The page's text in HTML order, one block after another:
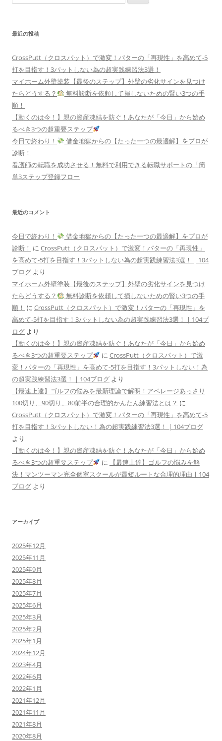
索:
最近の投稿
CrossPutt（クロスパット）で激変！パターの「再現性」を高めて-5
打を目指す！3パットしない為の超実践練習法3選！
マイホーム外壁塗装【最後のステップ】外壁の劣化サインを見つけ
たらどうする？
無料診断を依頼して損しないための賢い3つの手
順！
【動くのは今！】親の資産凍結を防ぐ！あなたが「今日」から始め
るべき3つの超重要ステップ
今日で終わり！
借金地獄からの【たった一つの最適解】をプロが
診断！
看護師の転職を成功させる！無料で利用できる転職サポートの「簡
単3ステップ登録フロー
最近のコメント
今日で終わり！
借金地獄からの【たった一つの最適解】をプロが
診断！ に CrossPutt（クロスパット）で激変！パターの「再現性」
を高めて-5打を目指す！3パットしない為の超実践練習法3選！ | 104
ブログ より
マイホーム外壁塗装【最後のステップ】外壁の劣化サインを見つけ
たらどうする？
無料診断を依頼して損しないための賢い3つの手
順！ に CrossPutt（クロスパット）で激変！パターの「再現性」を
高めて-5打を目指す！3パットしない為の超実践練習法3選！ | 104ブ
ログ より
【動くのは今！】親の資産凍結を防ぐ！あなたが「今日」から始め
るべき3つの超重要ステップ
に CrossPutt（クロスパット）で激
変！パターの「再現性」を高めて-5打を目指す！3パットしない！為
の超実践練習法3選！ | 104ブログ より
【最速上達】ゴルフの悩みを最新理論で解明！アベレージあっさり
100切り、90切り、80前半の合理的かんたん練習法とは？ に
CrossPutt（クロスパット）で激変！パターの「再現性」を高めて-5
打を目指す！3パットしない！為の超実践練習法3選！ | 104ブログ
より
【動くのは今！】親の資産凍結を防ぐ！あなたが「今日」から始め
るべき3つの超重要ステップ
に
【最速上達】ゴルフの悩みを解
決！マンツーマン完全個室スクールが最短ルートな合理的理由 | 104
ブログ より
アーカイブ
2025年12月
2025年11月
2025年9月
2025年8月
2025年7月
2025年6月
2025年3月
2025年2月
2025年1月
2024年12月
2023年4月
2022年6月
2022年1月
2021年12月
2021年11月
2021年8月
2020年8月